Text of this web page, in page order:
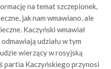
na temat szczepionek,
jak nam wmawiano, ale
Kaczyński wmawiał
udziału w tym
wierzący w rosyjską
partia Kaczyńskiego przynosi